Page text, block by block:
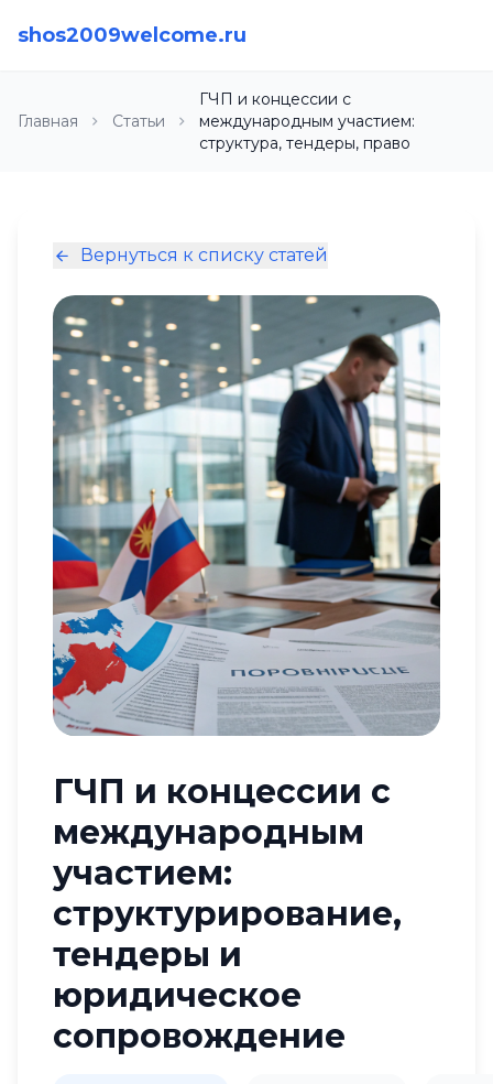
shos2009welcome.ru
Главная Статьи
ГЧП и концессии с
международным участием:
структура, тендеры, право
Вернуться к списку статей
ГЧП и концессии с
международным
участием:
структурирование,
тендеры и
юридическое
сопровождение